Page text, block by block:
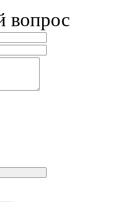
вопрос